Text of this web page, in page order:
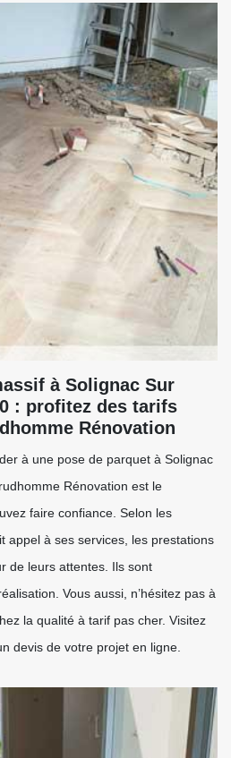
à Solignac Sur
: profitez des tarifs
Rénovation
à une pose de parquet à Solignac
Rénovation est le
faire confiance. Selon les
appel à ses services, les prestations
de leurs attentes. Ils sont
Vous aussi, n’hésitez pas à
la qualité à tarif pas cher. Visitez
devis de votre projet en ligne.